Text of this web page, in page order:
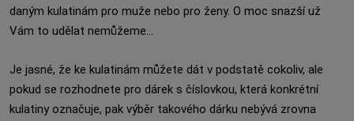
daným kulatinám pro muže nebo pro ženy. O moc snazší už
Vám to udělat nemůžeme...
Je jasné, že ke kulatinám můžete dát v podstatě cokoliv, ale
pokud se rozhodnete pro dárek s číslovkou, která konkrétní
kulatiny označuje, pak výběr takového dárku nebývá zrovna